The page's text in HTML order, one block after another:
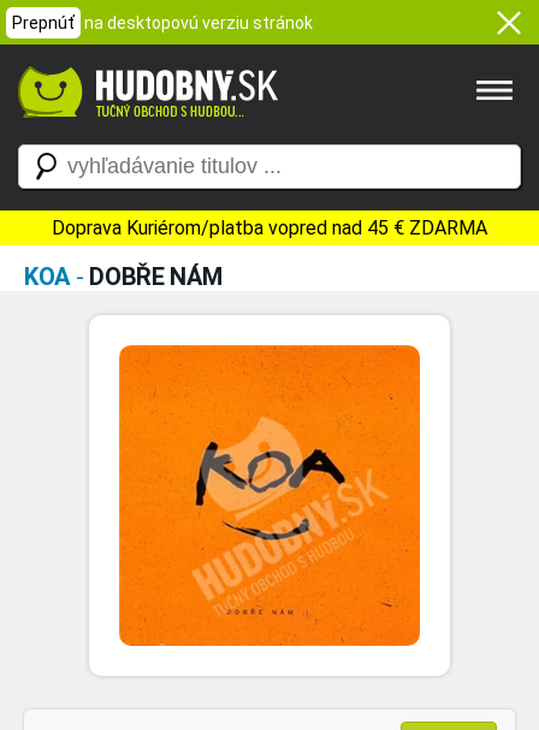
Prepnúť na desktopovú verziu stránok
Doprava Kuriérom/platba vopred nad 45 € ZDARMA
KOA- DOBŘE NÁM